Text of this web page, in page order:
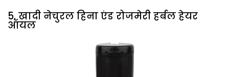
5. खादी नेचुरल हिना एंड रोजमेरी हर्बल हेयर
ऑयल